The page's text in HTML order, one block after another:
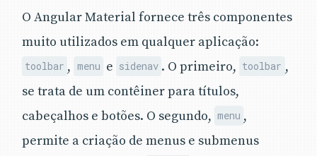
O Angular Material fornece três componentes
muito utilizados em qualquer aplicação:
toolbar , menu e sidenav . O primeiro, toolbar ,
se trata de um contêiner para títulos,
cabeçalhos e botões. O segundo, menu ,
permite a criação de menus e submenus